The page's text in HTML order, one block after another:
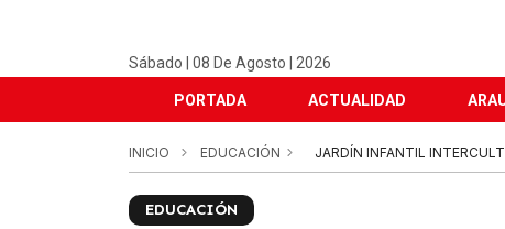
Sábado | 08 De Agosto | 2026
PORTADA ACTUALIDAD
INICIO EDUCACIÓN JARDÍN INFANTIL
EDUCACIÓN